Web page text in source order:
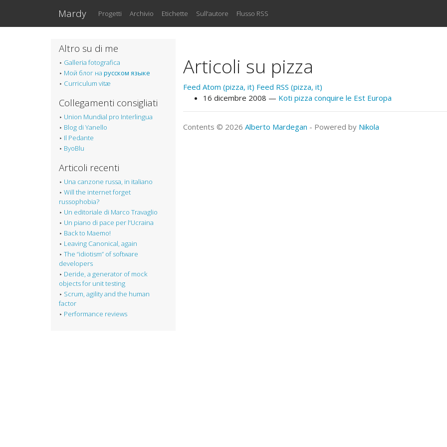
Mardy Progetti Archivio Etichette Sull'autore Flusso RSS
Altro su di me
Galleria fotografica
Мой блог на русском языке
Curriculum vitæ
Collegamenti consigliati
Union Mundial pro Interlingua
Blog di Yanello
Il Pedante
ByoBlu
Articoli recenti
Una canzone russa, in italiano
Will the internet forget
russophobia?
Un editoriale di Marco Travaglio
Un piano di pace per l'Ucraina
Back to Maemo!
Leaving Canonical, again
The “idiotism” of software
developers
Deride, a generator of mock
objects for unit testing
Scrum, agility and the human
factor
Performance reviews
Articoli su pizza
Feed Atom (pizza, it) Feed RSS (pizza, it)
16 dicembre 2008
Koti pizza conquire le Est Europa
Contents © 2026 Alberto Mardegan - Powered by Nikola